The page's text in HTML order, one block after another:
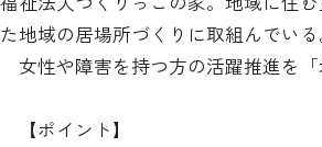
た地域の居場所づくりに取組んでいる
女性や障害を持つ方の活躍推進を
【ポイント】